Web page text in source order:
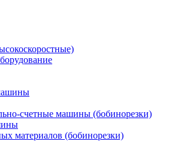
счетные машины (бобинорезки)
материалов (бобинорезки)